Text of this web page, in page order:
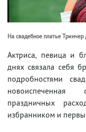
На свадебное платье Тринчер
Актриса, певица и
днях связала себя
подробностями
новоиспеченная
праздничных
избранником и